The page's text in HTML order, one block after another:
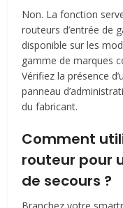
Non. La fonction
routeurs d’entrée de
disponible sur les
gamme de marques
Vérifiez la présence
panneau
du fabricant.
Comment
routeur pour
de secours ?